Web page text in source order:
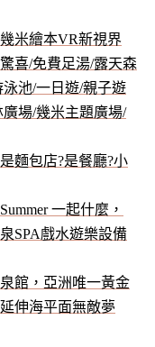
米繪本VR新視界
喜/免費足湯/露天森
池/一日遊/親子遊
廣場/幾米主題廣場/
麵包店?是餐廳?小
一起什麼，
SPA戲水遊樂設備
館，亞洲唯一黃金
伸海平面無敵夢